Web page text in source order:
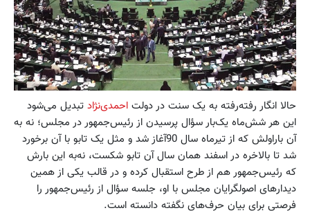
حالا انگار رفته‌رفته به یک سنت در دولت احمدی‌نژاد تبدیل می‌شود
این هر شش‌ماه یک‌بار سؤال پرسیدن از رئیس‌جمهور در مجلس؛ نه به
آن باراولش که از تیرماه سال 90آغاز شد و مثل یک تابو با آن برخورد
شد تا بالاخره در اسفند همان سال آن تابو شکست، نه‌به این بارش
که رئیس‌جمهور هم از طرح استقبال کرده و در قالب یکی از همین
دیدارهای اصولگرایان مجلس با او، جلسه سؤال از رئیس‌جمهور را
فرصتی برای بیان حرف‌های نگفته دانسته است.